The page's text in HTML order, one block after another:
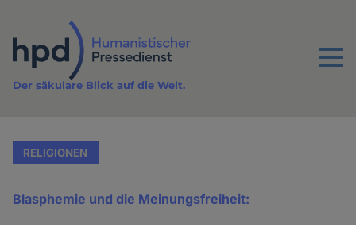
Inhalt
Menu
Der säkulare Blick auf die Welt.
RELIGIONEN
Blasphemie und die Meinungsfreiheit: